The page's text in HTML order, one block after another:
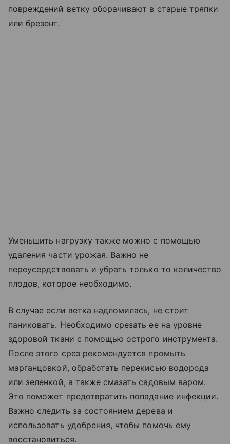
повреждений ветку оборачивают в старые тряпки
или брезент.
Уменьшить нагрузку также можно с помощью
удаления части урожая. Важно не
переусердствовать и убрать только то количество
плодов, которое необходимо.
В случае если ветка надломилась, не стоит
паниковать. Необходимо срезать ее на уровне
здоровой ткани с помощью острого инструмента.
После этого срез рекомендуется промыть
марганцовкой, обработать перекисью водорода
или зеленкой, а также смазать садовым варом.
Это поможет предотвратить попадание инфекции.
Важно следить за состоянием дерева и
использовать удобрения, чтобы помочь ему
восстановиться.